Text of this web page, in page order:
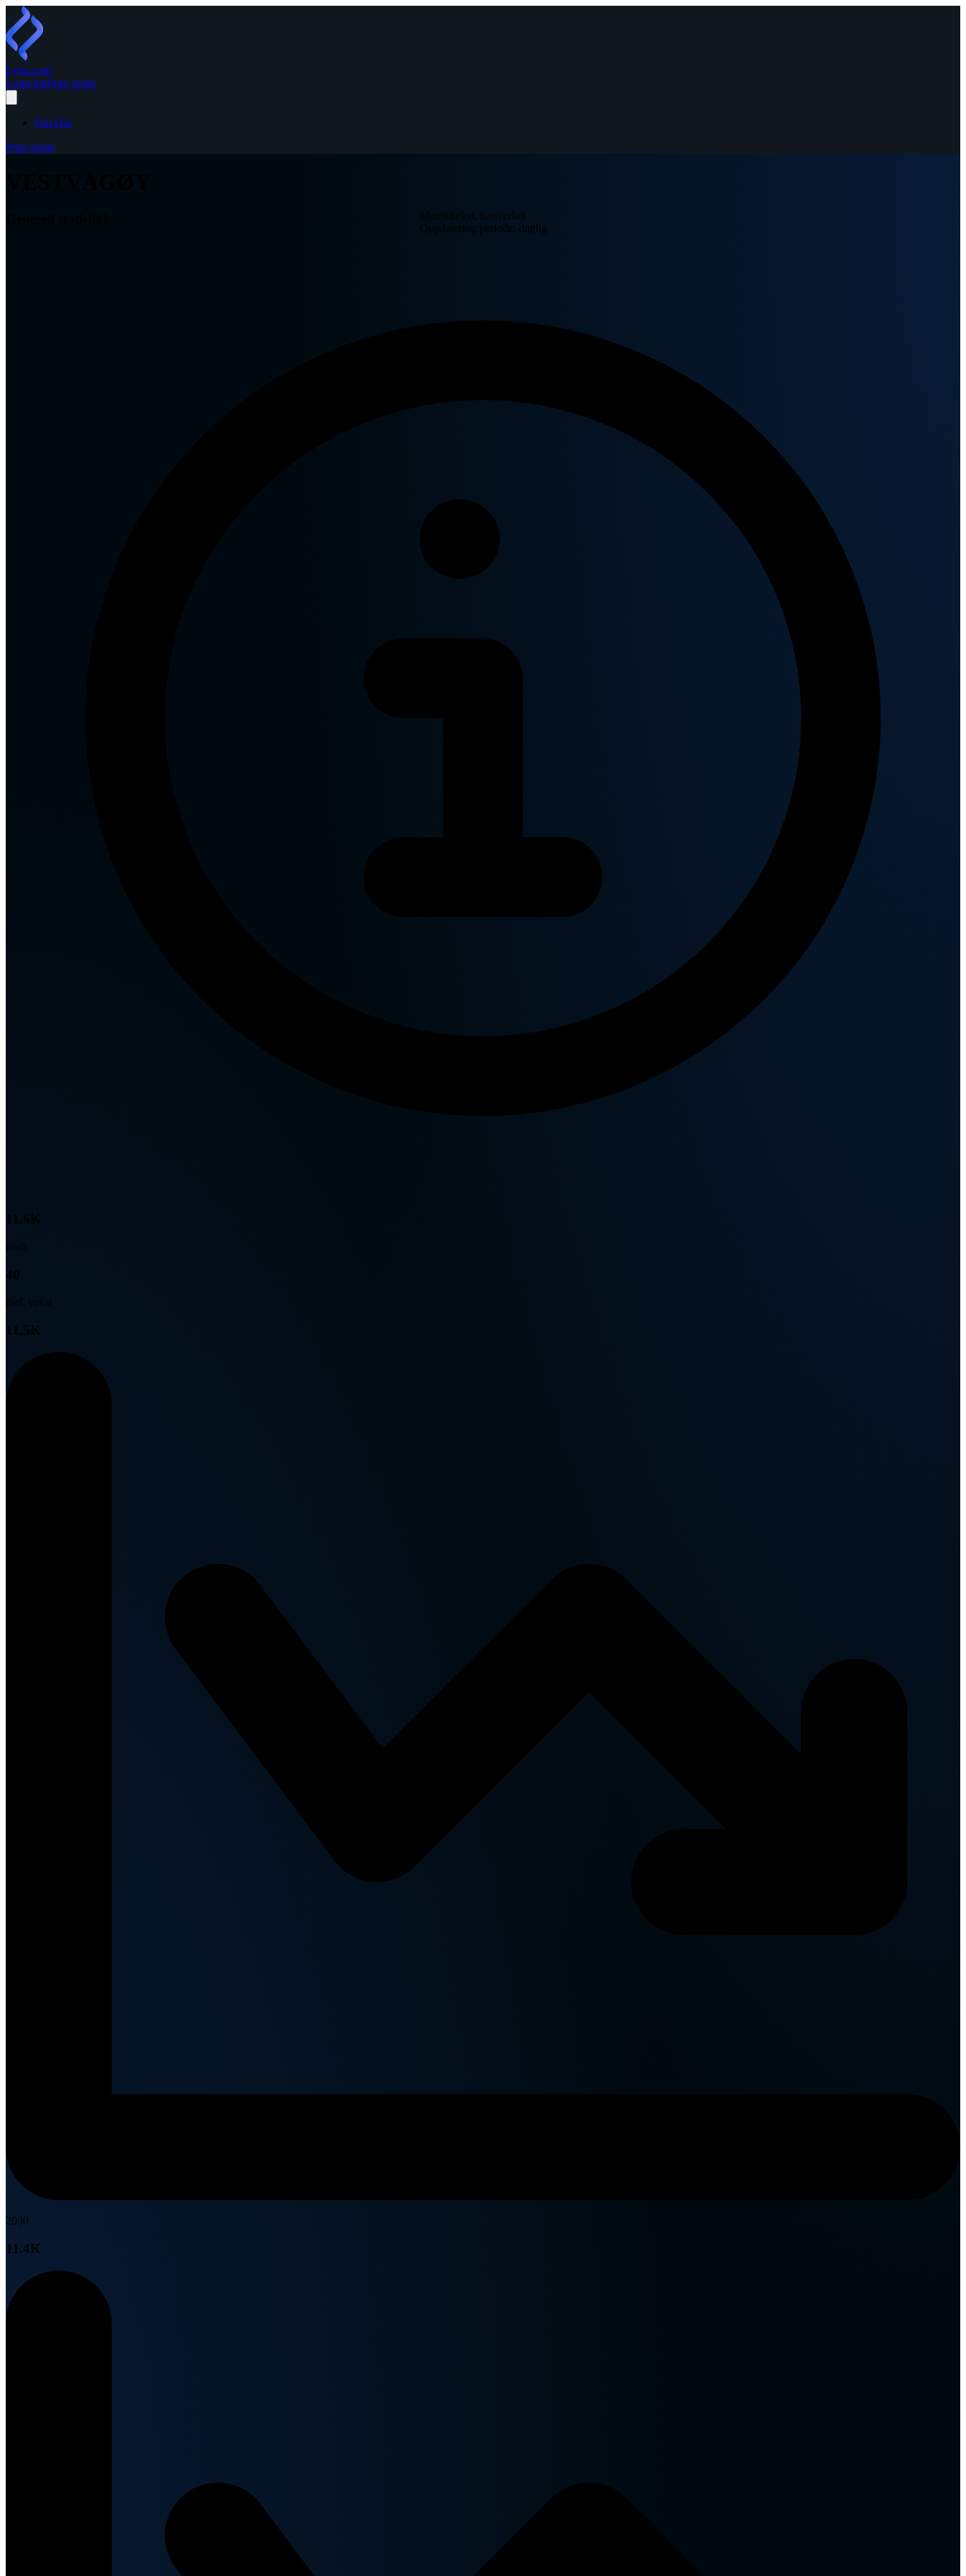
Lytix.com
Logg innPrøv gratis
Om Oss
Prøv gratis
Matrikkelen, kartverket
Oppdatering periode: daglig
11.6K
Innb.
40
Bef. vekst
11.5K
2030
11.4K